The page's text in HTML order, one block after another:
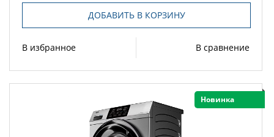
ДОБАВИТЬ В КОРЗИНУ
В избранное В сравнение
Новинка